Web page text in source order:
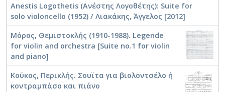
Anestis Logothetis (Ανέστης Λογοθέτης): Suite for
solo violoncello (1952) / Λιακάκης, Άγγελος [2012]
Μόρος, Θεμιστοκλής (1910-1988). Legende
for violin and orchestra [Suite no.1 for violin
and piano]
Κούκος, Περικλής. Σουϊτα για βιολοντσέλο ή
κοντραμπάσο και πιάνο